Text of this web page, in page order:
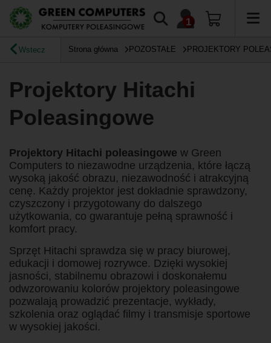
Wstecz Strona główna POZOSTAŁE PROJEKTORY
Projektory Hitachi
Poleasingowe
Projektory Hitachi poleasingowe w Green
Computers to niezawodne urządzenia, które łączą
wysoką jakość obrazu, niezawodność i atrakcyjną
cenę. Każdy projektor jest dokładnie sprawdzony,
czyszczony i przygotowany do dalszego
użytkowania, co gwarantuje pełną sprawność i
komfort pracy.
Sprzęt Hitachi sprawdza się w pracy biurowej,
edukacji i domowej rozrywce. Dzięki wysokiej
jasności, stabilnemu obrazowi i doskonałemu
odwzorowaniu kolorów projektory poleasingowe
pozwalają prowadzić prezentacje, wykłady,
szkolenia oraz oglądać filmy i transmisje sportowe
w wysokiej jakości.